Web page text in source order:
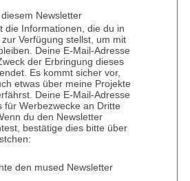
Newsletter
die Informationen, die du in
Verfügung stellst, um mit
Deine E-Mail-Adresse
der Erbringung dieses
Es kommt sicher vor,
etwas über meine Projekte
Deine E-Mail-Adresse
für Werbezwecke an Dritte
du den Newsletter
bestätige dies bitte über
den mused Newsletter